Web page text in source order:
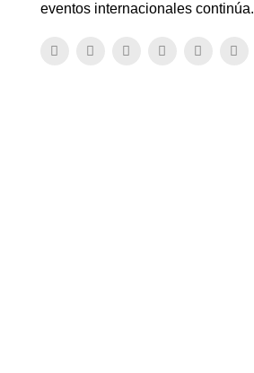
eventos internacionales continúa.